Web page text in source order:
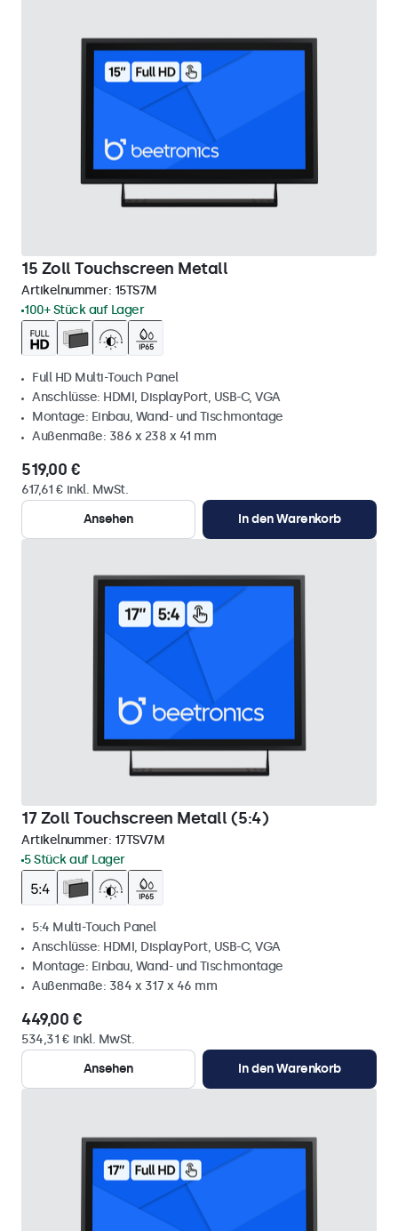
15 Zoll Touchscreen Metall
Artikelnummer: 15TS7M
100+ Stück auf Lager
Full HD Multi-Touch Panel
Anschlüsse: HDMI, DisplayPort, USB-C, VGA
Montage: Einbau, Wand- und Tischmontage
Außenmaße: 386 x 238 x 41 mm
519,00 €
617,61 € inkl. MwSt.
Ansehen
In den Warenkorb
17 Zoll Touchscreen Metall (5:4)
Artikelnummer: 17TSV7M
5 Stück auf Lager
5:4 Multi-Touch Panel
Anschlüsse: HDMI, DisplayPort, USB-C, VGA
Montage: Einbau, Wand- und Tischmontage
Außenmaße: 384 x 317 x 46 mm
449,00 €
534,31 € inkl. MwSt.
Ansehen
In den Warenkorb